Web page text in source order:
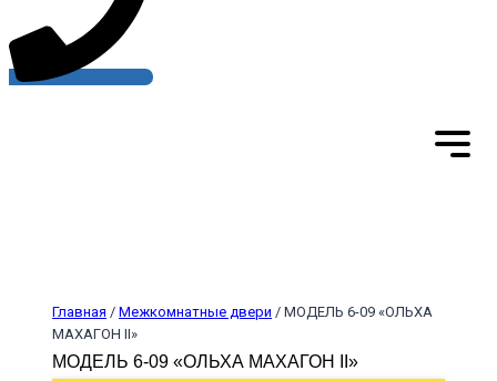
Главная / Межкомнатные двери / МОДЕЛЬ 6-09 «ОЛЬХА
МАХАГОН II»
МОДЕЛЬ 6-09 «ОЛЬХА МАХАГОН II»